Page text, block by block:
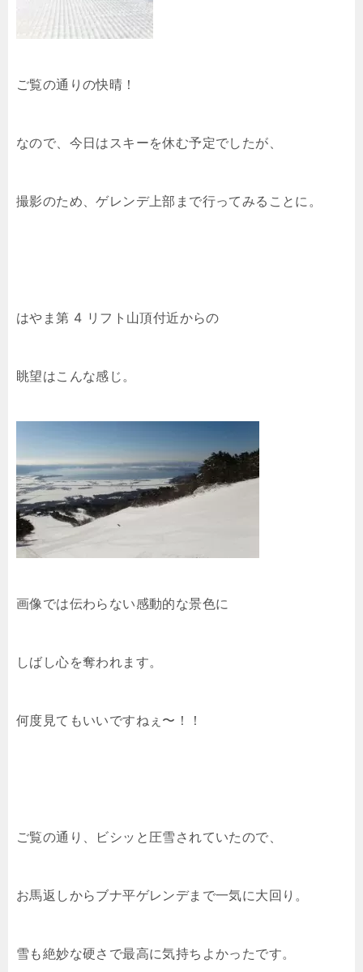
ご覧の通りの快晴！
なので、今日はスキーを休む予定でしたが、
撮影のため、ゲレンデ上部まで行ってみることに。
はやま第 4 リフト山頂付近からの
眺望はこんな感じ。
画像では伝わらない感動的な景色に
しばし心を奪われます。
何度見てもいいですねぇ〜！！
ご覧の通り、ビシッと圧雪されていたので、
お馬返しからブナ平ゲレンデまで一気に大回り。
雪も絶妙な硬さで最高に気持ちよかったです。